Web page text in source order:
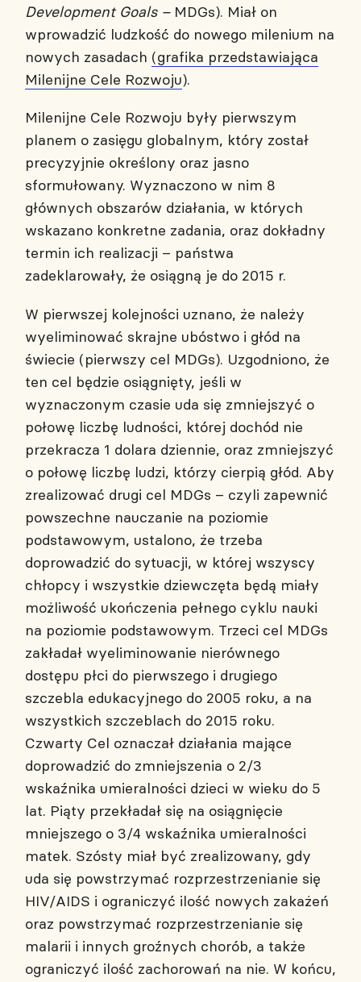
Development Goals –MDGs). Miał on
wprowadzić ludzkość do nowego milenium na
nowych zasadach (grafika przedstawiająca
Milenijne Cele Rozwoju).
Milenijne Cele Rozwoju były pierwszym
planem o zasięgu globalnym, który został
precyzyjnie określony oraz jasno
sformułowany. Wyznaczono w nim 8
głównych obszarów działania, w których
wskazano konkretne zadania, oraz dokładny
termin ich realizacji – państwa
zadeklarowały, że osiągną je do 2015 r.
W pierwszej kolejności uznano, że należy
wyeliminować skrajne ubóstwo i głód na
świecie (pierwszy cel MDGs). Uzgodniono, że
ten cel będzie osiągnięty, jeśli w
wyznaczonym czasie uda się zmniejszyć o
połowę liczbę ludności, której dochód nie
przekracza 1 dolara dziennie, oraz zmniejszyć
o połowę liczbę ludzi, którzy cierpią głód. Aby
zrealizować drugi cel MDGs – czyli zapewnić
powszechne nauczanie na poziomie
podstawowym, ustalono, że trzeba
doprowadzić do sytuacji, w której wszyscy
chłopcy i wszystkie dziewczęta będą miały
możliwość ukończenia pełnego cyklu nauki
na poziomie podstawowym. Trzeci cel MDGs
zakładał wyeliminowanie nierównego
dostępu płci do pierwszego i drugiego
szczebla edukacyjnego do 2005 roku, a na
wszystkich szczeblach do 2015 roku.
Czwarty Cel oznaczał działania mające
doprowadzić do zmniejszenia o 2/3
wskaźnika umieralności dzieci w wieku do 5
lat. Piąty przekładał się na osiągnięcie
mniejszego o 3/4 wskaźnika umieralności
matek. Szósty miał być zrealizowany, gdy
uda się powstrzymać rozprzestrzenianie się
HIV/AIDS i ograniczyć ilość nowych zakażeń
oraz powstrzymać rozprzestrzenianie się
malarii i innych groźnych chorób, a także
ograniczyć ilość zachorowań na nie. W końcu,